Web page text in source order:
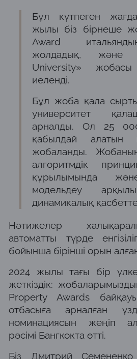
Бұл күтпеген
жылы біз бірнеше
Award
жолдадық, және
University»
иеленді.
Бұл жоба қала
университет
арналды. Ол 25
қабылдай алатын
жобаланды.
алгоритмдік
құрылымында
модельдеу
динамикалық
Нәтижелер
автоматты түрде
бойынша бірінші орын
2024 жылы тағы бір
жеткіздік:
Property Awards
отбасыға арналған
номинациясын жеңіп
рәсімі Бангкокта өтті.
Біз Дмитрий